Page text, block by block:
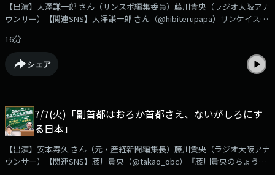
【出演】大澤謙一郎 さん（サンスポ編集委員）藤川貴央（ラジオ大阪アナ
ウンサー）【関連SNS】大澤謙一郎 さん（@hibiterupapa）サンケイスポ
えぇラジオ』番組公式（@chodo_obc）サンスポ編集委員 大澤謙一郎さ
んの『スポーツ芸能ちょうどえぇ話』先日、音楽プロデューサー・鎌田俊
哉さんのトークショー「少年隊のヒットのつくり方」が行われました。名
曲の誕生秘話、少年隊のエピソードなど盛り上がったトークショーを大澤
へのご質問や、ご感想などは✉chodo@obc1314.co.jpまでお寄せ下さい。
「Ｘ」などSNSでは #ちょうどえぇラジオを付けて呟いて下さいね。
16分
シェア
7/7(火)「副首都はおろか首都さえ、ないがしろにす
る日本」
【出演】安本寿久 さん（元・産経新聞編集長）藤川貴央（ラジオ大阪アナ
ウンサー）【関連SNS】藤川貴央（@takao_obc）『藤川貴央のちょうど